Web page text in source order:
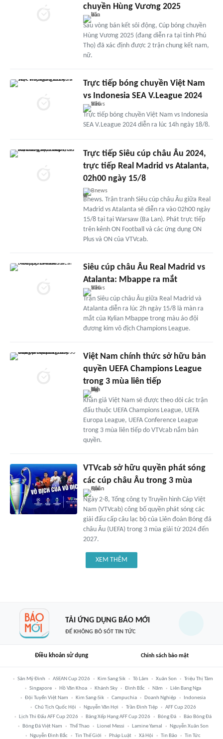
chuyền Hùng Vương 2025
Sau vòng bán kết sôi động, Cúp bóng chuyền
Hùng Vương 2025 (đang diễn ra tại tỉnh Phú
Thọ) đã xác định được 2 trận chung kết nam,
nữ.
Trực tiếp bóng chuyền Việt Nam
vs Indonesia SEA V.League 2024
Trực tiếp bóng chuyền Việt Nam vs Indonesia
SEA V.League 2024 diễn ra lúc 14h ngày 18/8.
Trực tiếp Siêu cúp châu Âu 2024,
trực tiếp Real Madrid vs Atalanta,
02h00 ngày 15/8
Bnews
Bnews. Trận tranh Siêu cúp châu Âu giữa Real
Madrid vs Atalanta sẽ diễn ra vào 02h00 ngày
15/8 tại tại Warsaw (Ba Lan). Phát trực tiếp
trên kênh ON Football và các ứng dụng ON
Plus và ON của VTVcab.
Siêu cúp châu Âu Real Madrid vs
Atalanta: Mbappe ra mắt
Trận Siêu cúp châu Âu giữa Real Madrid và
Atalanta diễn ra lúc 2h ngày 15/8 là màn ra
mắt của Kylian Mbappe trong màu áo đội
đương kim vô địch Champions League.
Việt Nam chính thức sở hữu bản
quyền UEFA Champions League
trong 3 mùa liên tiếp
Khán giả Việt Nam sẽ được theo dõi các trận
đấu thuộc UEFA Champions League, UEFA
Europa League, UEFA Conference League
trong 3 mùa liên tiếp do VTVcab nắm bản
quyền.
VTVcab sở hữu quyền phát sóng
các cúp châu Âu trong 3 mùa
Ngày 2-8, Tổng công ty Truyền hình Cáp Việt
Nam (VTVcab) công bố quyền phát sóng các
giải đấu cấp câu lạc bộ của Liên đoàn Bóng đá
châu Âu (UEFA) trong 3 mùa giải từ 2024 đến
2027.
XEM THÊM
TẢI ỨNG DỤNG BÁO MỚI
ĐỂ KHÔNG BỎ SÓT TIN TỨC
Điều khoản sử dụng Chính sách bảo mật
Sân Mỹ Đình ASEAN Cup 2026 Kim Sang Sik Tô Lâm Xuân Son
Triệu Thị Tâm
Singapore
Hồ Văn Khoa Khánh Sky Đình Bắc Năm
Liên Bang Nga
Đội Tuyển Việt Nam
Kim Sang-Sik Campuchia Doanh Nghiệp
Indonesia
Chủ Tịch Quốc Hội
Nguyễn Văn Hợi Trần Đình Tiệp
AFF Cup 2026
Lịch Thi Đấu AFF Cup 2026
Bảng Xếp Hạng AFF Cup 2026 Bóng Đá
Báo Bóng Đá
Bóng Đá Việt Nam
Thể Thao Lionel Messi Lamine Yamal
Nguyễn Xuân Son
Nguyễn Đình Bắc
Tin Thế Giới Pháp Luật Xã Hội Tin Bão Tin Tức